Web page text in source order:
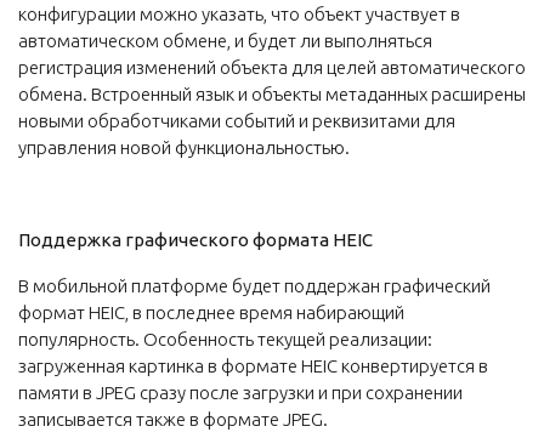
конфигурации можно указать, что объект участвует в
автоматическом обмене, и будет ли выполняться
регистрация изменений объекта для целей автоматического
обмена. Встроенный язык и объекты метаданных расширены
новыми обработчиками событий и реквизитами для
управления новой функциональностью.
Поддержка графического формата HEIC
В мобильной платформе будет поддержан графический
формат HEIC, в последнее время набирающий
популярность. Особенность текущей реализации:
загруженная картинка в формате HEIC конвертируется в
памяти в JPEG сразу после загрузки и при сохранении
записывается также в формате JPEG.